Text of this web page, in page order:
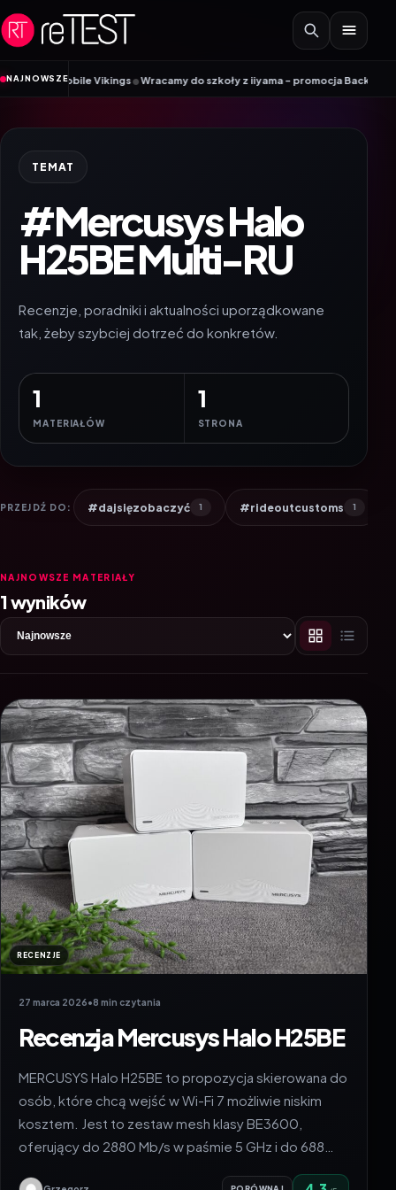
Przejdź do treści
NAJNOWSZE
Mobile Vikings•Wracamy do szkoły z iiyama – promocja Back to
TEMAT
#Mercusys Halo
H25BE Multi-RU
Recenzje, poradniki i aktualności uporządkowane
tak, żeby szybciej dotrzeć do konkretów.
1
MATERIAŁÓW
1
STRONA
PRZEJDŹ DO: #dajsięzobaczyć 1 #rideoutcustoms 1
NAJNOWSZE MATERIAŁY
1 wyników
RECENZJE
27 marca 2026•8 min czytania
Recenzja Mercusys Halo H25BE
MERCUSYS Halo H25BE to propozycja skierowana do
osób, które chcą wejść w Wi-Fi 7 możliwie niskim
kosztem. Jest to zestaw mesh klasy BE3600,
oferujący do 2880 Mb/s w paśmie 5 GHz i do 688…